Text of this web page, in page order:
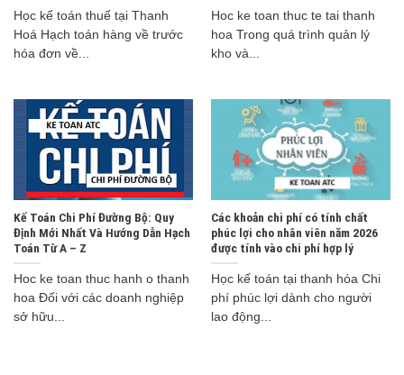
Học kế toán thuế tại Thanh
Hoá Hạch toán hàng về trước
hóa đơn về...
Hoc ke toan thuc te tai thanh
hoa Trong quá trình quản lý
kho và...
Kế Toán Chi Phí Đường Bộ: Quy
Định Mới Nhất Và Hướng Dẫn Hạch
Toán Từ A – Z
Hoc ke toan thuc hanh o thanh
hoa Đối với các doanh nghiệp
sở hữu...
Các khoản chi phí có tính chất
phúc lợi cho nhân viên năm 2026
được tính vào chi phí hợp lý
Học kế toán tại thanh hóa Chi
phí phúc lợi dành cho người
lao động...